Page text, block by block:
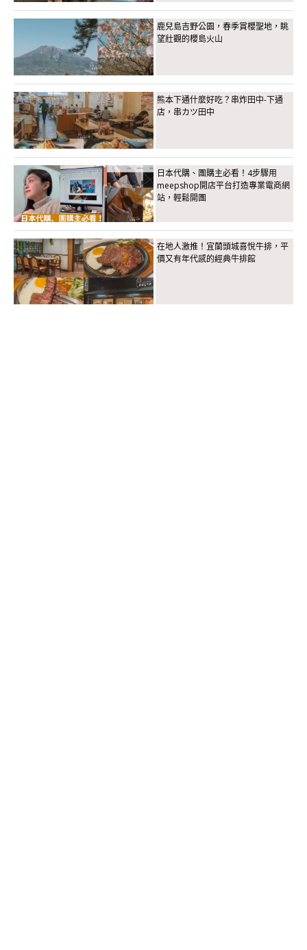
鹿兒島吉野公園，春季賞櫻聖地，眺
望壯觀的櫻島火山
熊本下通什麼好吃？串炸田中-下通
店，串カツ田中
日本代購、團購主必看！4步驟用
meepshop開店平台打造專業電商網
站，輕鬆開團
在地人激推！宜蘭頭城喜悅牛排，平
價又有年代感的經典牛排館